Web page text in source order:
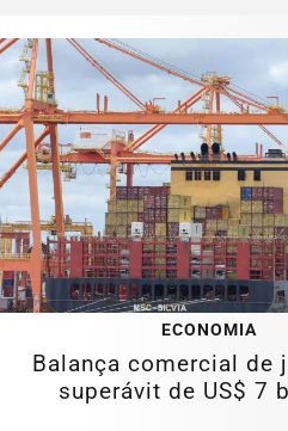
ECONOMIA
Balança comercial de
superávit de US$ 7